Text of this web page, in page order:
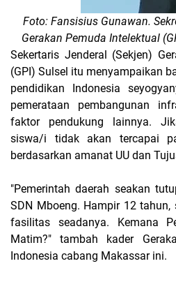
Foto: Fansisius Gunawan.
Gerakan Pemuda Intelektual
Sekertaris Jenderal (Sekjen)
(GPI) Sulsel itu menyampaikan
pendidikan Indonesia
pemerataan pembangunan
faktor pendukung lainnya.
siswa/i tidak akan tercapai
berdasarkan amanat UU dan
"Pemerintah daerah seakan
SDN Mboeng. Hampir 12
fasilitas seadanya. Kemana
Matim?" tambah kader
Indonesia cabang Makassar ini.